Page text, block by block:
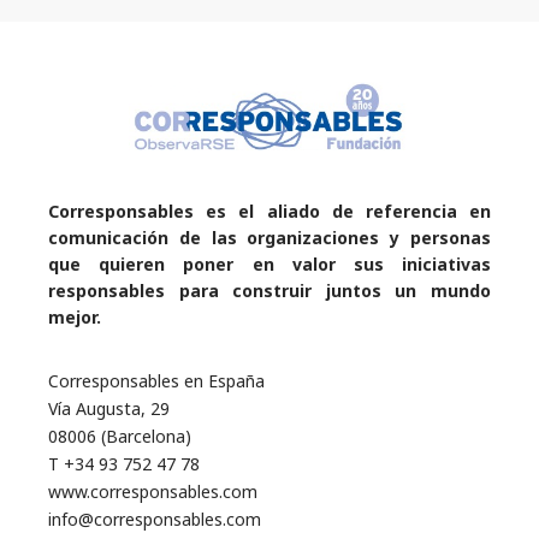
Corresponsables es el aliado de referencia en
comunicación de las organizaciones y personas
que quieren poner en valor sus iniciativas
responsables para construir juntos un mundo
mejor.
Corresponsables en España
Vía Augusta, 29
08006 (Barcelona)
T +34 93 752 47 78
www.corresponsables.com
info@corresponsables.com